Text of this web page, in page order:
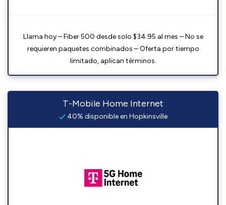
Llama hoy – Fiber 500 desde solo $34.95 al mes – No se
requieren paquetes combinados – Oferta por tiempo
limitado, aplican términos.
T-Mobile Home Internet
40% disponible en Hopkinsville